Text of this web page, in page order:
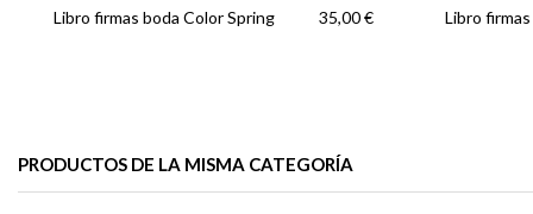
Libro firmas boda Color Spring 35,00 € Libro
PRODUCTOS DE LA MISMA CATEGORÍA